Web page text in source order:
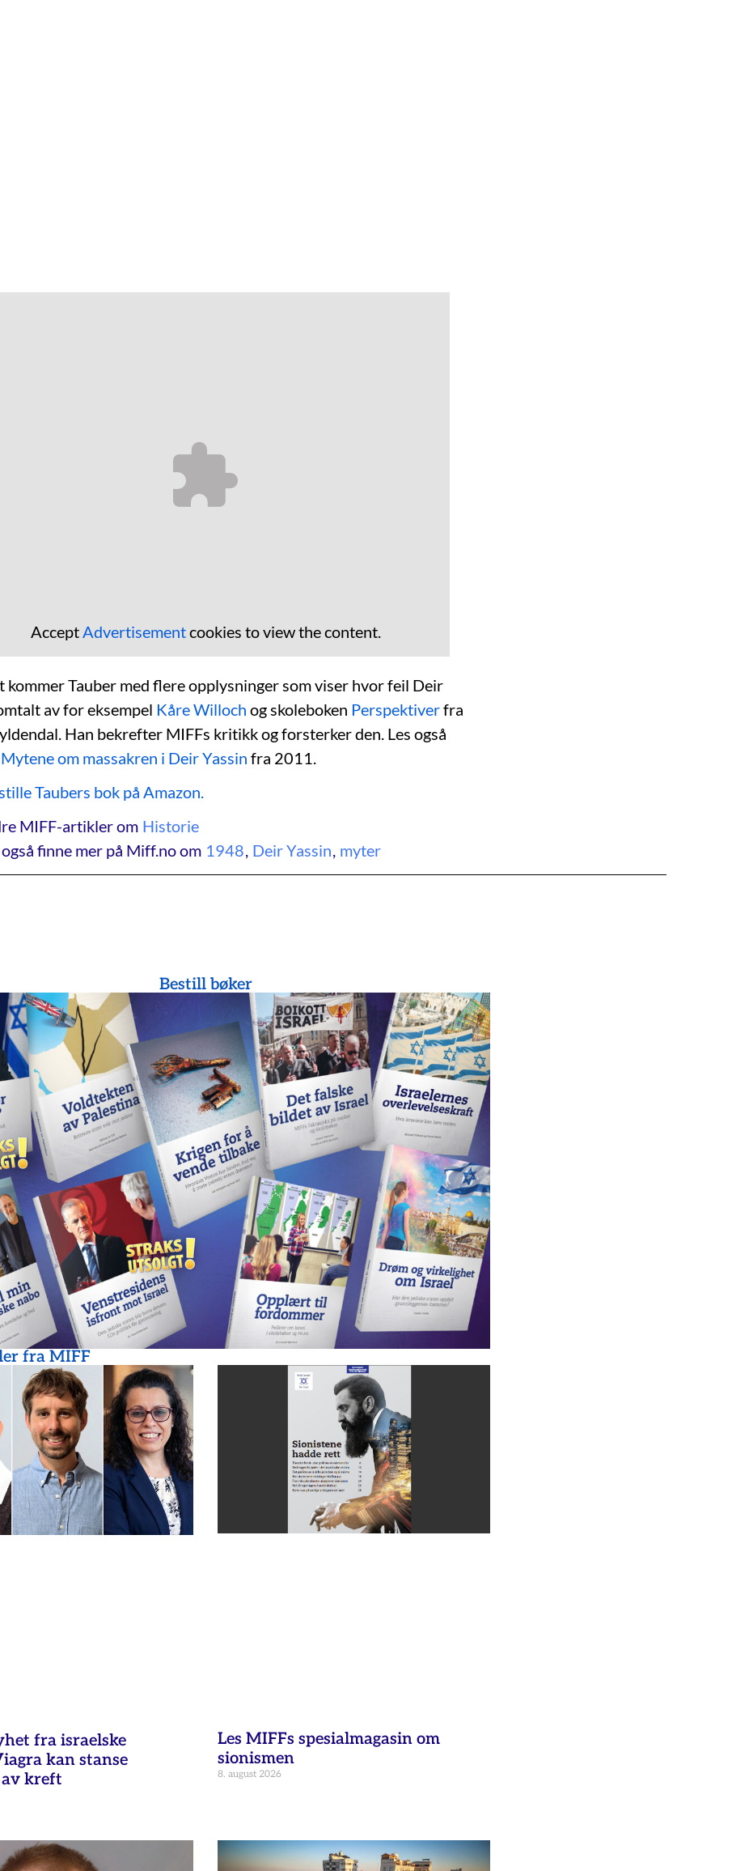
AcceptAdvertisementcookies to view the content.
kommer Tauber med flere opplysninger som viser hvor feil Deir
av for eksempel Kåre Willoch og skoleboken Perspektiverfra
Han bekrefter MIFFs kritikk og forsterker den. Les også
Mytene om massakren i Deir Yassin fra 2011.
Taubers bok på Amazon.
MIFF-artikler om Historie
finne mer på Miff.no om 1948, Deir Yassin, myter
Bestill bøker
fra MIFF
fra israelske
kan stanse
kreft
Les MIFFs spesialmagasin om
sionismen
8. august 2026